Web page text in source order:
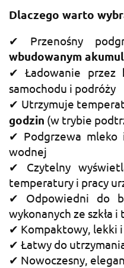
Dlaczego warto
✔ Przenośny
wbudowanym
✔ Ładowanie przez
samochodu i podróży
✔ Utrzymuje
godzin (w trybie
✔ Podgrzewa mleko
wodnej
✔ Czytelny
temperatury i pracy
✔ Odpowiedni do
wykonanych ze szkła
✔ Kompaktowy, lekki
✔ Łatwy do
✔ Nowoczesny,